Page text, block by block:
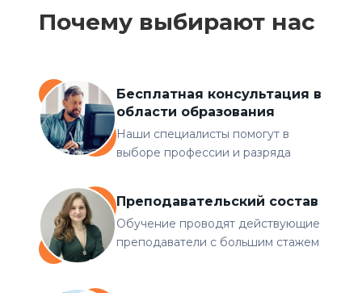
Почему выбирают нас
Бесплатная консультация в
области образования
Наши специалисты помогут в
выборе профессии и разряда
Преподавательский состав
Обучение проводят действующие
преподаватели с большим стажем